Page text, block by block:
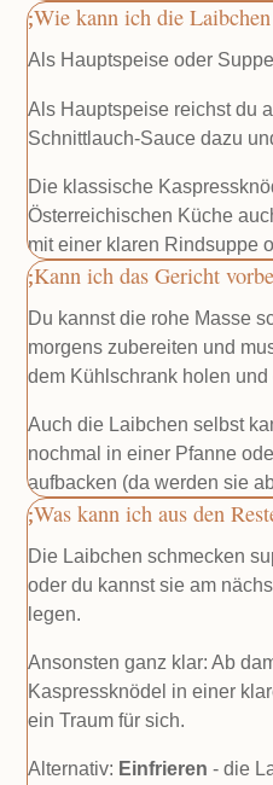
Wie kann ich die
Als Hauptspeise oder
Als Hauptspeise reichst du
Schnittlauch-Sauce dazu
Die klassische
Österreichischen Küche
mit einer klaren Rindsuppe
Kann ich das Gericht
Du kannst die rohe Masse
morgens zubereiten und
dem Kühlschrank holen
Auch die Laibchen selbst
nochmal in einer Pfanne
aufbacken (da werden sie
Was kann ich aus den
Die Laibchen schmecken
oder du kannst sie am
legen.
Ansonsten ganz klar: Ab
Kaspressknödel in einer
ein Traum für sich.
Alternativ: Einfrieren - die